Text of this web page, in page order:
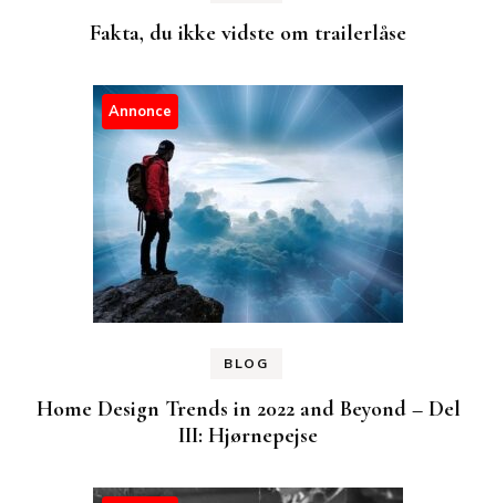
Fakta, du ikke vidste om trailerlåse
Annonce
BLOG
Home Design Trends in 2022 and Beyond – Del
III: Hjørnepejse